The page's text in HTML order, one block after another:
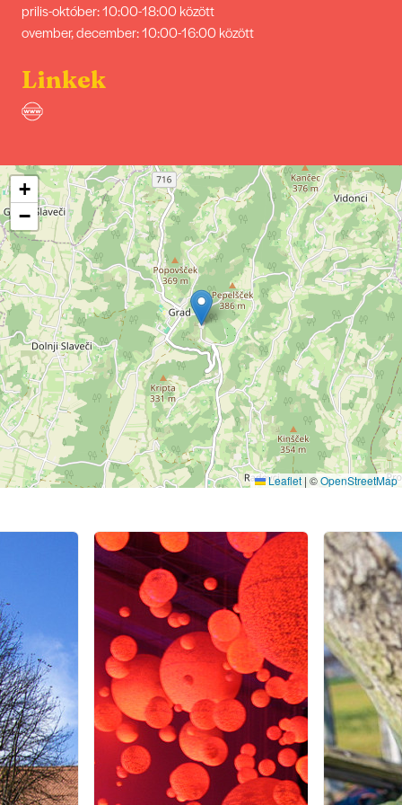
prilis-október: 10:00-18:00 között
ovember, december: 10:00-16:00 között
Linkek
+
−
Leaflet | ©OpenStreetMap